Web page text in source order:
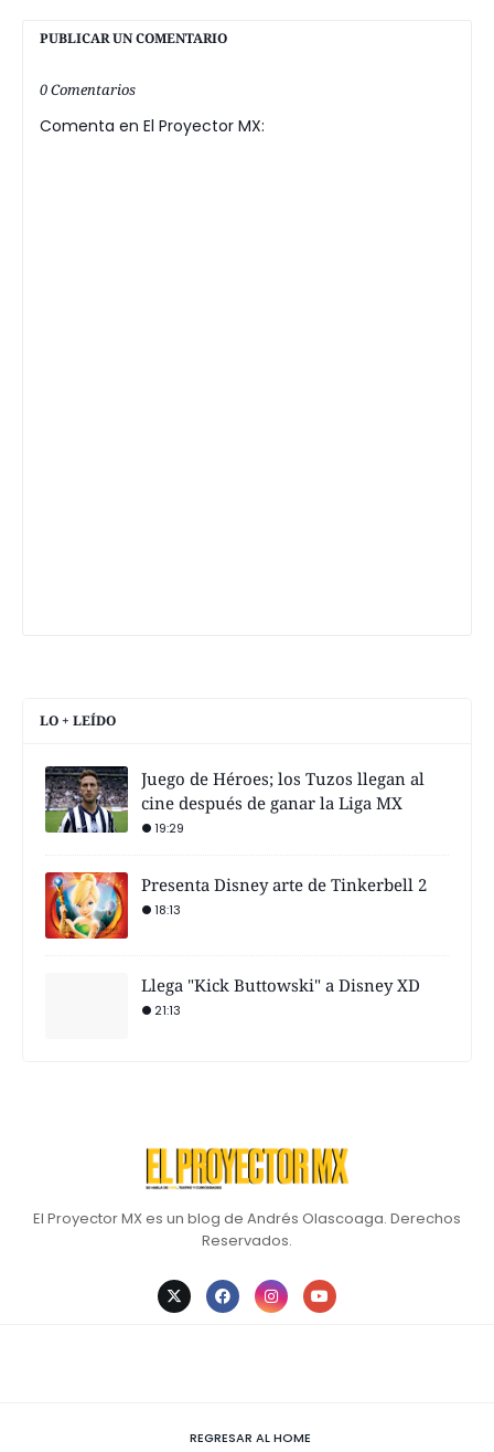
PUBLICAR UN COMENTARIO
0 Comentarios
Comenta en El Proyector MX:
LO + LEÍDO
Juego de Héroes; los Tuzos llegan al
cine después de ganar la Liga MX
19:29
Presenta Disney arte de Tinkerbell 2
18:13
Llega "Kick Buttowski" a Disney XD
21:13
El Proyector MX es un blog de Andrés Olascoaga. Derechos
Reservados.
REGRESAR AL HOME